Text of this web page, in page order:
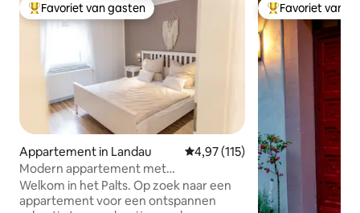
Topfavoriet van gasten
Favoriet van gasten
Appartement in Landau Gemiddelde beoordeling van
4,97 (115)
Modern appartement met
wijngaardidylle
Welkom in het Palts. Op zoek naar een
appartement voor een ontspannen
Topfavoriet van
Favoriet van